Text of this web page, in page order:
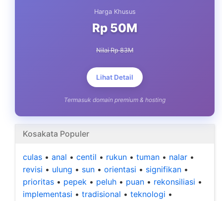
Harga Khusus
Rp 50M
Nilai Rp 83M
Lihat Detail
Termasuk domain premium & hosting
Kosakata Populer
culas • anal • centil • rukun • tuman • nalar •
revisi • ulung • sun • orientasi • signifikan •
prioritas • pepek • peluh • puan • rekonsiliasi •
implementasi • tradisional • teknologi •